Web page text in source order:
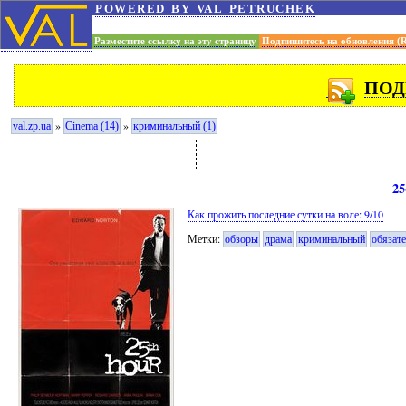
powered by val petruchek
Разместите ссылку на эту страницу Подпишитесь на обновления
val.zp.ua » Cinema (14) » криминальный (1)
Как прожить последние сутки на воле: 9/10
Метки: обзоры драма криминальный